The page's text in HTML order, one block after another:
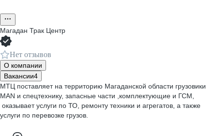
Магадан Трак Центр
Нет отзывов
О компании
Вакансии4
МТЦ поставляет на территорию Магаданской области грузовики
MAN и спецтехнику, запасные части ,комплектующие и ГСМ,
оказывает услуги по ТО, ремонту техники и агрегатов, а также
услуги по перевозке грузов.